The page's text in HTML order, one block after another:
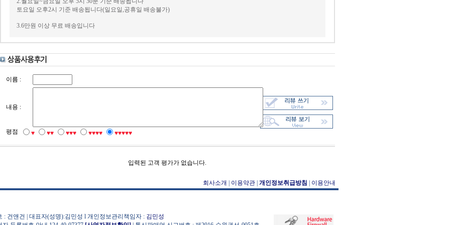
토요일 오후2시 기준 배송됩니다(일요일,공휴일 배송불가)
3.6만원 이상 무료 배송입니다
이름 :
내용 :
평점 ♥ ♥♥ ♥♥♥ ♥♥♥♥ ♥♥♥♥♥
입력된 고객 평가가 없습니다.
회사소개 이용약관 개인정보취급방침 이용안내
: 건앤건 | 대표자(성명):김민성 l 개인정보관리책임자 : 김민성